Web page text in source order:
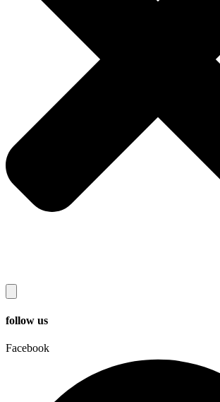
follow us
Facebook